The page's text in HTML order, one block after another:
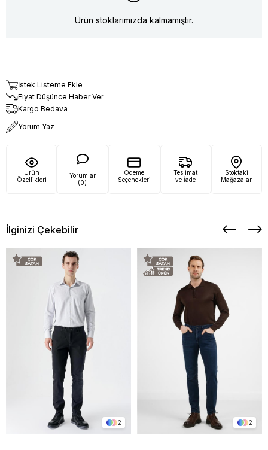
Ürün stoklarımızda kalmamıştır.
İstek Listeme Ekle
Fiyat Düşünce Haber Ver
Kargo Bedava
Yorum Yaz
Ürün
Özellikleri
Yorumlar
(0)
Ödeme
Seçenekleri
Teslimat
ve İade
Stoktaki
Mağazalar
İlginizi Çekebilir
2 2